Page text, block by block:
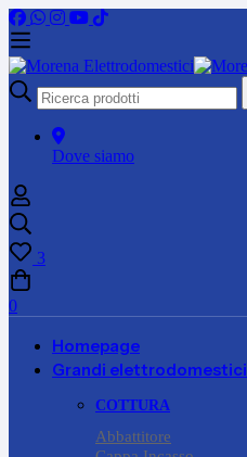
Ricerca
per:
Dove siamo
3
0
Homepage
Grandi elettrodomestici
COTTURA
Abbattitore